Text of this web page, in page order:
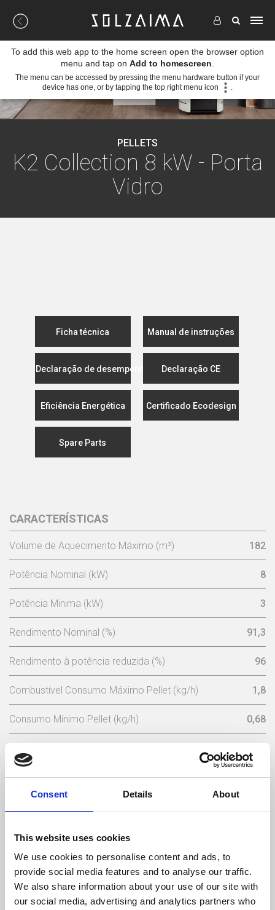
Consent Details About
This website uses cookies
We use cookies to personalise content and ads, to
provide social media features and to analyse our traffic.
We also share information about your use of our site with
our social media, advertising and analytics partners who
PELLETS
K2 Collection 8 kW - Porta
Vidro
Ficha técnica Manual de instruções
Declaração de desempenho Declaração CE
Eficiência Energética Certificado Ecodesign
Spare Parts
CARACTERÍSTICAS
Volume de Aquecimento Máximo (m³) 182
Potência Nominal (kW) 8
Potência Minima (kW) 3
Rendimento Nominal (%) 91,3
Rendimento à potência reduzida (%) 96
Combustível Consumo Máximo Pellet (kg/h) 1,8
Consumo Mínimo Pellet (kg/h) 0,68
Potência Nominal Eléctrica (w) 102 (máx 362)
Frequência (Hz)
Temperatura Máxima de Gases (ºC)
Temperatura Mínima de Gases (ºC) 64
To add this web app to the home screen open the browser option
menu and tap on Add to homescreen
The menu can be accessed by pressing the menu hardware button if your
device has one, or by tapping the top right menu icon
.